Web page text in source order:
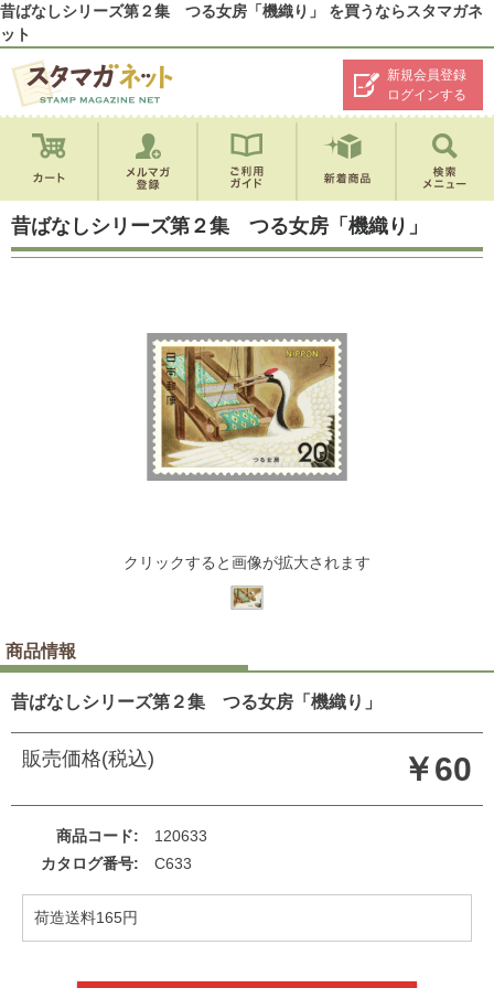
昔ばなしシリーズ第２集 つる女房「機織り」 を買うならスタマガネ
ット
新規会員登録
ログインする
昔ばなしシリーズ第２集 つる女房「機織り」
クリックすると画像が拡大されます
商品情報
昔ばなしシリーズ第２集 つる女房「機織り」
販売価格(税込) ￥60
商品コード
120633
カタログ番号
C633
荷造送料165円